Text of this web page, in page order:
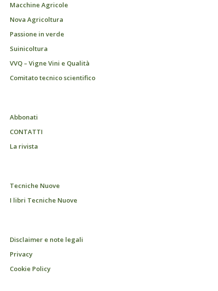
Macchine Agricole
Nova Agricoltura
Passione in verde
Suinicoltura
VVQ – Vigne Vini e Qualità
Comitato tecnico scientifico
Abbonati
CONTATTI
La rivista
Tecniche Nuove
I libri Tecniche Nuove
Disclaimer e note legali
Privacy
Cookie Policy